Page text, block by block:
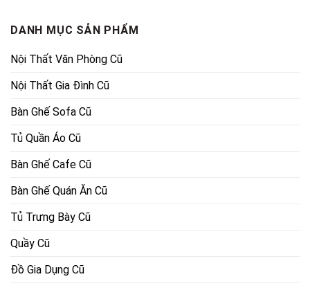
DANH MỤC SẢN PHẨM
Nội Thất Văn Phòng Cũ
Nội Thất Gia Đình Cũ
Bàn Ghế Sofa Cũ
Tủ Quần Áo Cũ
Bàn Ghế Cafe Cũ
Bàn Ghế Quán Ăn Cũ
Tủ Trưng Bày Cũ
Quầy Cũ
Đồ Gia Dụng Cũ